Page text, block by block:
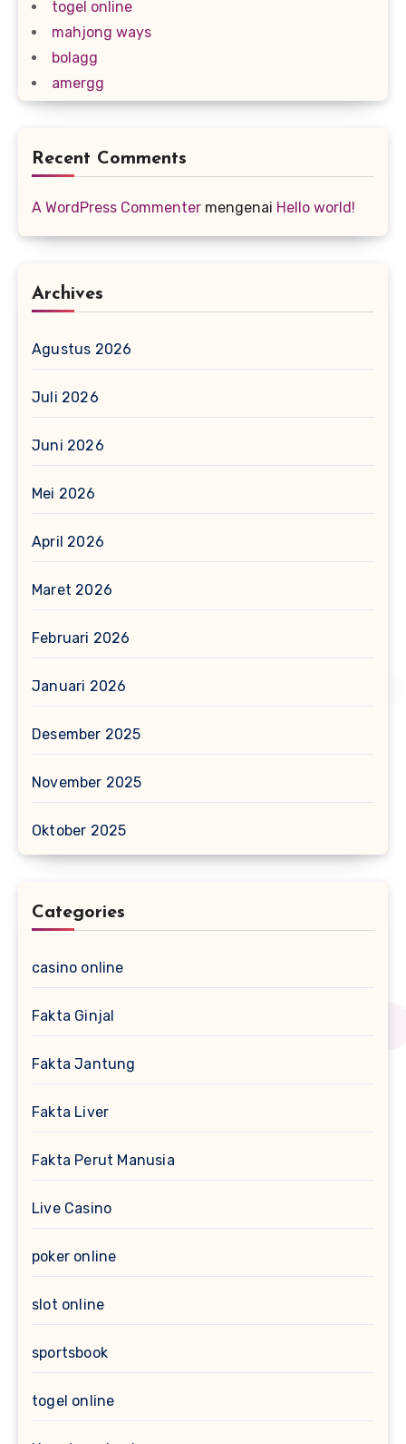
togel online
mahjong ways
bolagg
amergg
Recent Comments
A WordPress Commenter mengenai Hello world!
Archives
Agustus 2026
Juli 2026
Juni 2026
Mei 2026
April 2026
Maret 2026
Februari 2026
Januari 2026
Desember 2025
November 2025
Oktober 2025
Categories
casino online
Fakta Ginjal
Fakta Jantung
Fakta Liver
Fakta Perut Manusia
Live Casino
poker online
slot online
sportsbook
togel online